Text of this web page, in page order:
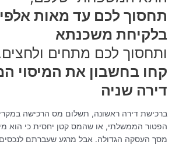
תחסוך לכם עד מאות
בלקיחת משכנתא
ותחסוך לכם מתחים
קחו בחשבון את המיסוי
דירה שניה
ברכישת דירה ראשונה, תשלום מס הרכישה
הפטור הממשלתי, או שהמס קטן יחסית כי הוא
מסך העסקה הגדולה. אבל מרגע שעברתם